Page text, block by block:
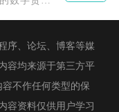
序、论坛、博客等媒
容均来源于第三方平
不作任何类型的保
容资料仅供用户学习